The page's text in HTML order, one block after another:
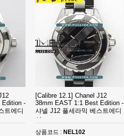
Edition -
트에디
[Calibre 12.1] Chanel J12
38mm EAST 1:1 Best Edition -
샤넬 J12 풀세라믹 베스트에디
션
상품코드 : NEL102